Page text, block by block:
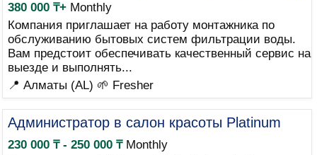
380 000 ₸+Monthly
Компания приглашает на работу монтажника по
обслуживанию бытовых систем фильтрации воды.
Вам предстоит обеспечивать качественный сервис на
выезде и выполнять...
📍 Алматы (AL) 🌱 Fresher
Администратор в салон красоты Platinum
230 000 ₸ - 250 000 ₸Monthly